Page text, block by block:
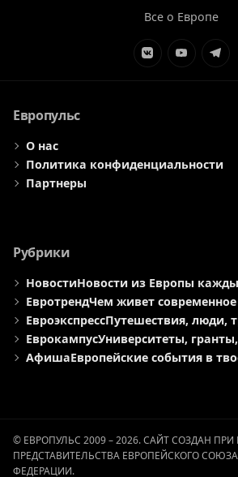
Все о Европе
ЭлементЭлемент
Европульс
О нас
Политика конфиденциальности
Партнеры
Рубрики
НовостиНовости из Европы
ЕвротрендЧем живет
ЕвроэкспрессПутешествия, люди,
ЕврокампусУниверситеты,
АфишаЕвропейские события в
© ЕВРОПУЛЬС 2009 – 2026. САЙТ СОЗДАН
ПРЕДСТАВИТЕЛЬСТВА ЕВРОПЕЙСКОГО
ФЕДЕРАЦИИ.